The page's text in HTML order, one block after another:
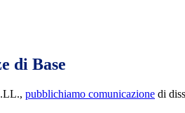
di Base
pubblichiamo comunicazione di